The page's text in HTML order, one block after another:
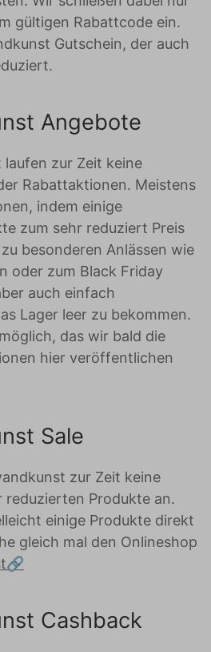
gültigen Rabattcode ein.
Gutschein, der auch
Angebote
zur Zeit keine
Rabattaktionen. Meistens
indem einige
zum sehr reduziert Preis
besonderen Anlässen wie
oder zum Black Friday
auch einfach
Lager leer zu bekommen.
das wir bald die
hier veröffentlichen
Sale
zur Zeit keine
reduzierten Produkte an.
einige Produkte direkt
gleich mal den Onlineshop
Cashback